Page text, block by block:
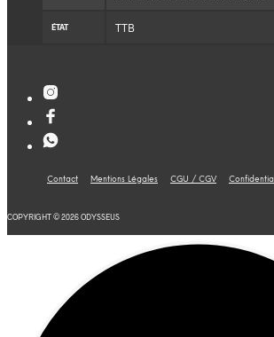
ÉTAT TTB
Contact Mentions Légales CGU / CGV
COPYRIGHT © 2026 ODYSSEUS